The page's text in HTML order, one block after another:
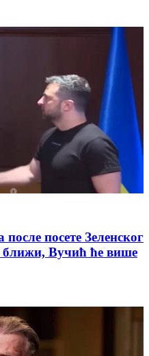
посете Зеленског
ближи, Вучић ће више